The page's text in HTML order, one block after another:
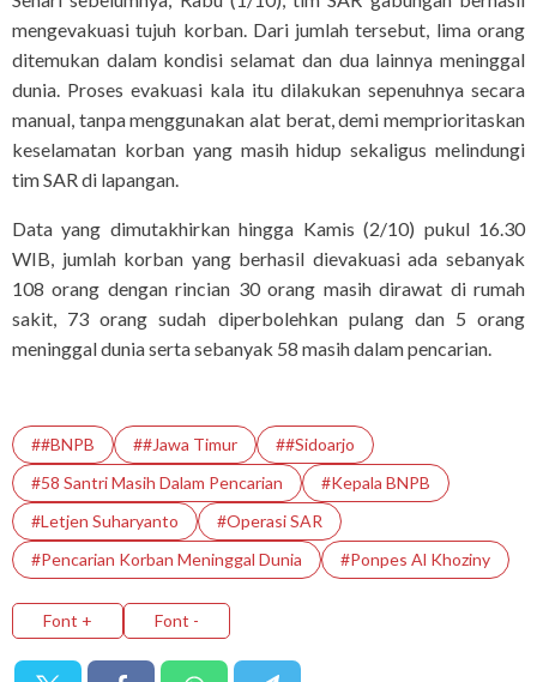
mengevakuasi tujuh korban. Dari jumlah tersebut, lima orang
ditemukan dalam kondisi selamat dan dua lainnya meninggal
dunia. Proses evakuasi kala itu dilakukan sepenuhnya secara
manual, tanpa menggunakan alat berat, demi memprioritaskan
keselamatan korban yang masih hidup sekaligus melindungi
tim SAR di lapangan.
Data yang dimutakhirkan hingga Kamis (2/10) pukul 16.30
WIB, jumlah korban yang berhasil dievakuasi ada sebanyak
108 orang dengan rincian 30 orang masih dirawat di rumah
sakit, 73 orang sudah diperbolehkan pulang dan 5 orang
meninggal dunia serta sebanyak 58 masih dalam pencarian.
##BNPB ##Jawa Timur
##Sidoarjo
#58 Santri Masih Dalam Pencarian
#Kepala BNPB
#Letjen Suharyanto
#Operasi SAR
#Pencarian Korban Meninggal Dunia
#Ponpes Al Khoziny
Font + Font -